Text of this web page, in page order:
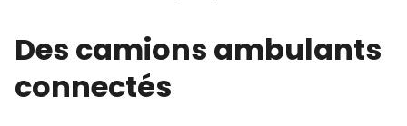
Des camions ambulants
connectés